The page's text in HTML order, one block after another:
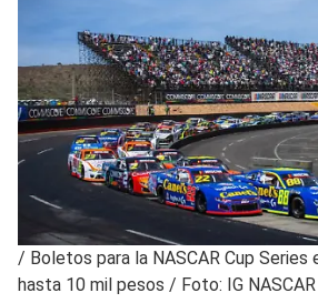
/ Boletos para la NASCAR Cup
hasta 10 mil pesos / Foto: IG NASCAR